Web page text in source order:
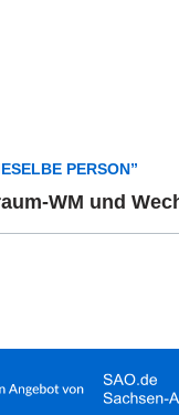
PERSON”
WM und